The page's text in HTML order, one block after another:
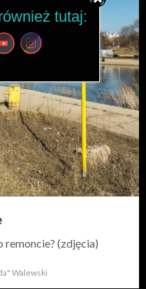
remoncie? (zdjęcia)
Walewski
tutaj: